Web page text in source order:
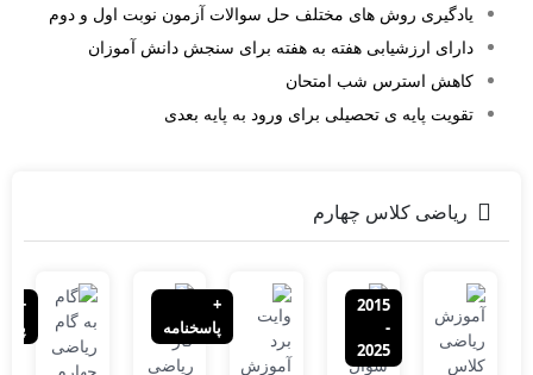
یادگیری روش های مختلف حل سوالات آزمون نوبت اول و دوم
دارای ارزشیابی هفته به هفته برای سنجش دانش آموزان
کاهش استرس شب امتحان
تقویت پایه ی تحصیلی برای ورود به پایه بعدی
ریاضی کلاس چهارم
2015
-
2025
+
پاسخنامه
+